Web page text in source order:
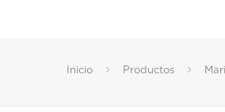
Inicio Productos